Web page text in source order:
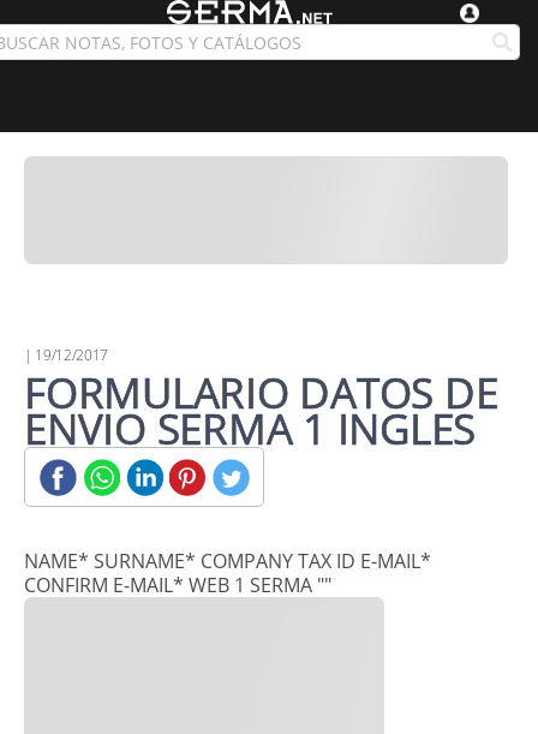
| 19/12/2017
FORMULARIO DATOS DE
ENVIO SERMA 1 INGLES
NAME* SURNAME* COMPANY TAX ID E-MAIL*
CONFIRM E-MAIL* WEB 1 SERMA ""